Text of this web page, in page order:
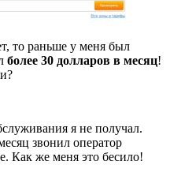
то раньше у меня был
более 30 долларов в месяц!
я не получал.
звонил оператор
Как же меня это бесило!